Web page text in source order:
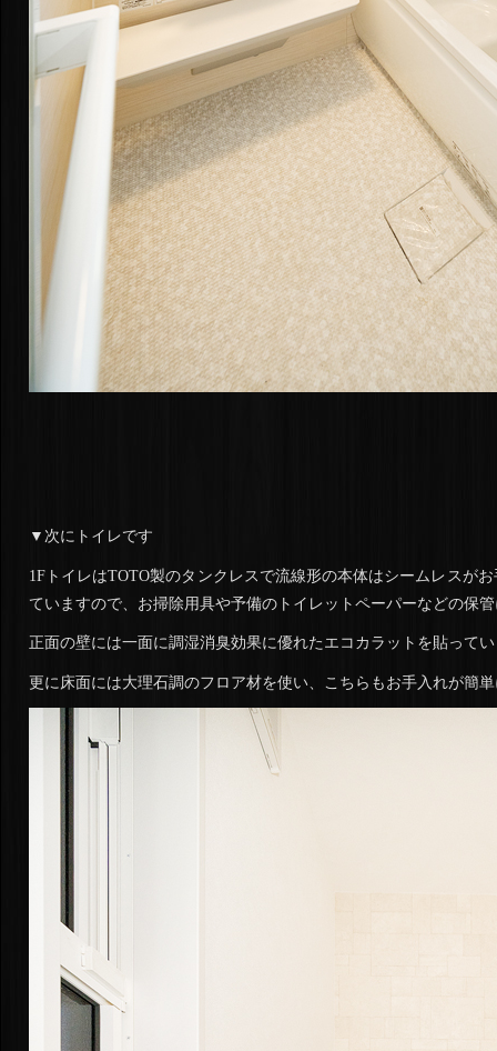
▼次にトイレです
1FトイレはTOTO製のタンクレスで流線形の本体はシームレスが
ていますので、お掃除用具や予備のトイレットペーパーなどの保
正面の壁には一面に調湿消臭効果に優れたエコカラットを貼って
更に床面には大理石調のフロア材を使い、こちらもお手入れが簡